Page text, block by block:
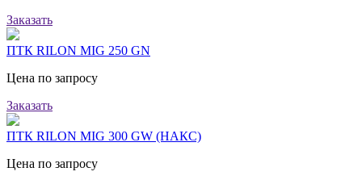
Заказать
ПТК RILON MIG 250 GN
Цена по запросу
Заказать
ПТК RILON MIG 300 GW (НАКС)
Цена по запросу